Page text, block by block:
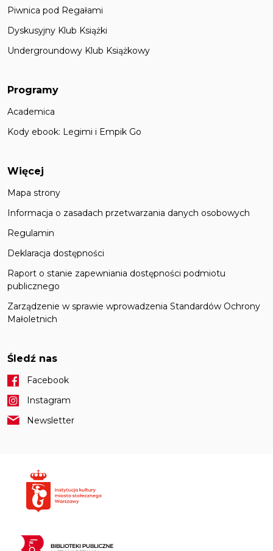
Piwnica pod Regałami
Dyskusyjny Klub Książki
Undergroundowy Klub Książkowy
Programy
Academica
Kody ebook: Legimi i Empik Go
Więcej
Mapa strony
Informacja o zasadach przetwarzania danych osobowych
Regulamin
Deklaracja dostępności
Raport o stanie zapewniania dostępności podmiotu
publicznego
Zarządzenie w sprawie wprowadzenia Standardów Ochrony
Małoletnich
Śledź nas
Facebook
Instagram
Newsletter